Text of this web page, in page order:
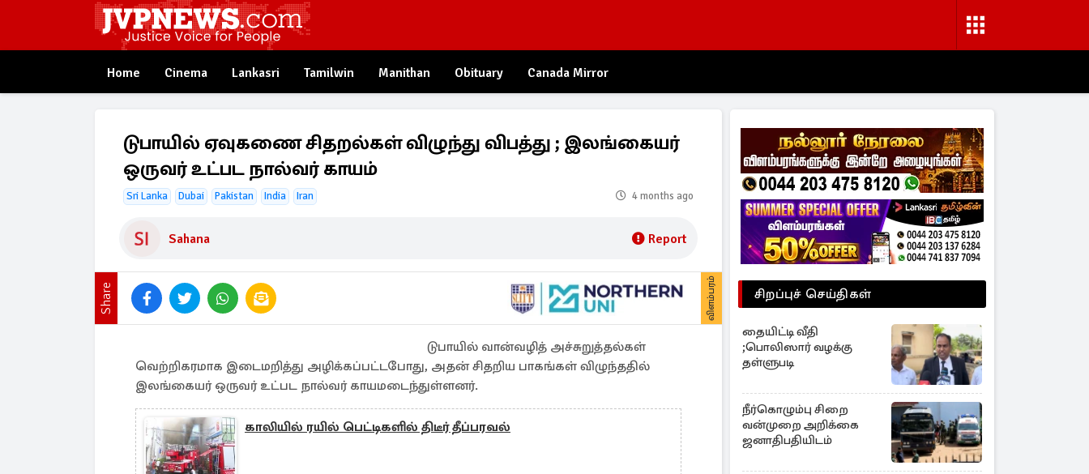
Home Cinema Lankasri Tamilwin Manithan Obituary Canada Mirror
டுபாயில் ஏவுகணை சிதறல்கள் விழுந்து விபத்து ; இலங்கையர்
ஒருவர் உட்பட நால்வர் காயம்
Sri Lanka Dubai Pakistan India Iran 4 months ago
Sahana Report
Share விளம்பரம்
டுபாயில் வான்வழித் அச்சுறுத்தல்கள்
வெற்றிகரமாக இடைமறித்து அழிக்கப்பட்டபோது, அதன் சிதறிய பாகங்கள் விழுந்ததில்
இலங்கையர் ஒருவர் உட்பட நால்வர் காயமடைந்துள்ளனர்.
காலியில் ரயில் பெட்டிகளில் திடீர் தீப்பரவல்
சிறப்புச் செய்திகள்
தையிட்டி வீதி
;பொலிஸார் வழக்கு
தள்ளுபடி
நீர்கொழும்பு சிறை
வன்முறை அறிக்கை
ஜனாதிபதியிடம்